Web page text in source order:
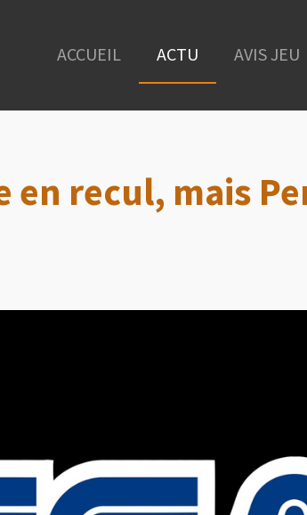
ACCUEIL ACTU AVIS JEU
recul, mais